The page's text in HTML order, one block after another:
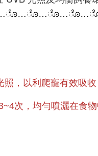
ೊ…ೊ…ೊ…ೊ…
照，以利爬寵有效吸收
次，均勻噴灑在食